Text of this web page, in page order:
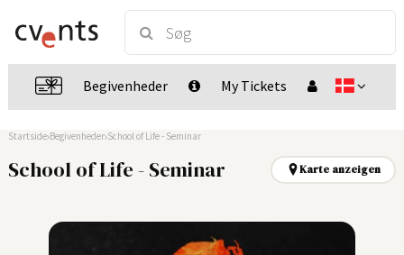
Begivenheder My Tickets
Startside Begivenheder School of Life - Seminar
School of Life - Seminar Karte anzeigen